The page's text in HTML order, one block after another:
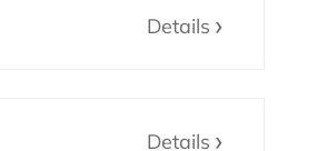
Details
Details